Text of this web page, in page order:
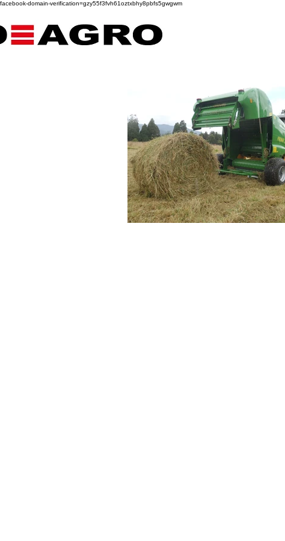
facebook-domain-verification=gzy55f3fvh61oztxbhy8pbfs5gwgwm